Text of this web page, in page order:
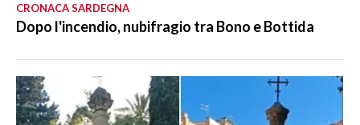
CRONACA SARDEGNA
Dopo l'incendio, nubifragio tra Bono e Bottida